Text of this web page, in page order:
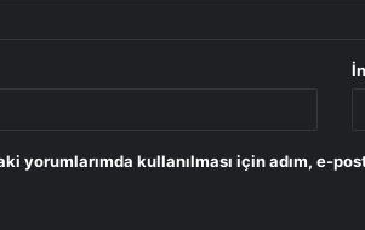
yorumlarımda kullanılması için adım, e-